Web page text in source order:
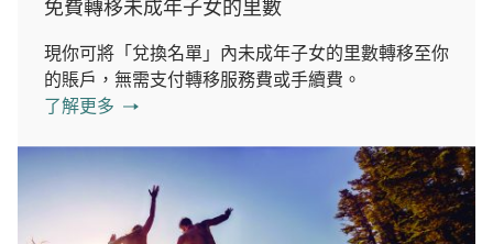
免費轉移未成年子女的里數
現你可將「兌換名單」內未成年子女的里數轉移至你
的賬戶，無需支付轉移服務費或手續費。
了解更多